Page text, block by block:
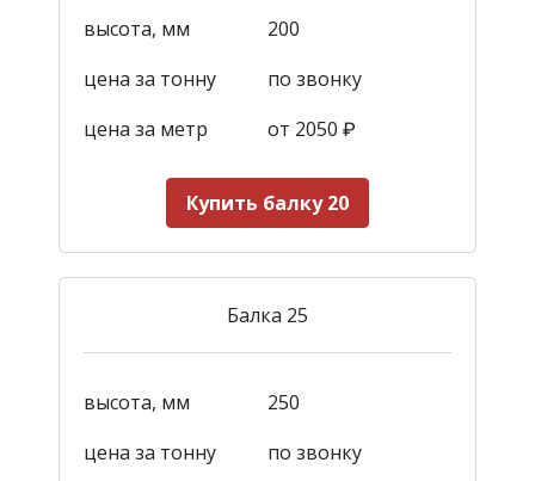
высота, мм
200
цена за тонну
по звонку
цена за метр
от 2050 ₽
Купить балку 20
Балка 25
высота, мм
250
цена за тонну
по звонку